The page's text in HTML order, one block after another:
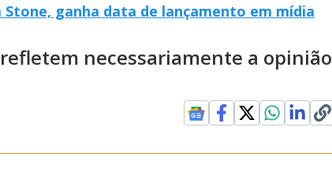
ganha data de lançamento em mídia
necessariamente a opinião